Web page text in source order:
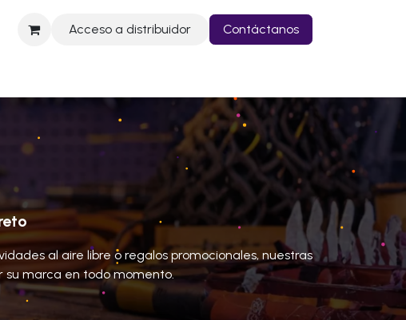
Acceso a distribuidor Contáctanos
reto
al aire libre o regalos promocionales, nuestras
su marca en todo momento.